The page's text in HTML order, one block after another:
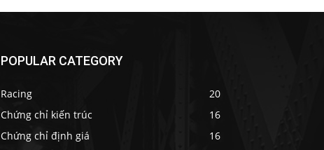
POPULAR CATEGORY
Racing
20
Chứng chỉ kiến trúc
16
Chứng chỉ định giá
16